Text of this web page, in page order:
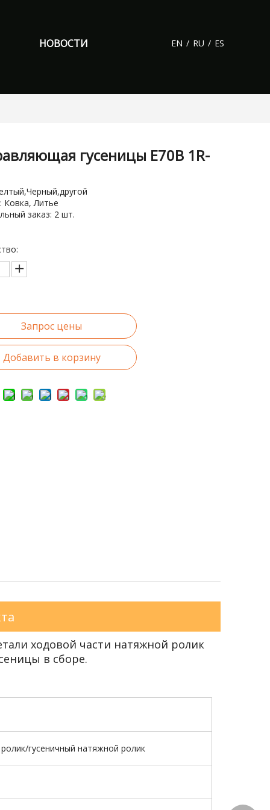
НОВОСТИ
EN / RU / ES
гусеницы E70B 1R-
Ковка, Литье
заказ: 2 шт.
Запрос цены
Добавить в корзину
ходовой части натяжной ролик
в сборе.
гусеничный натяжной ролик